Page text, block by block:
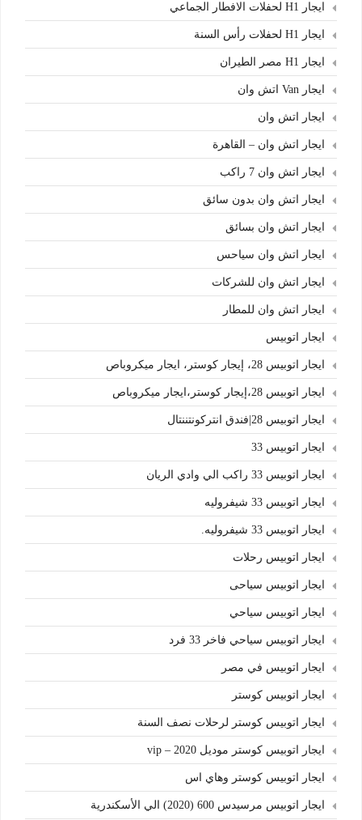
ايجار H1 لحفلات الافطار الجماعي
ايجار H1 لحفلات رأس السنة
ايجار H1 مصر الطيران
ايجار Van اتش وان
ايجار اتش وان
ايجار اتش وان – القاهرة
ايجار اتش وان 7 راكب
ايجار اتش وان بدون سائق
ايجار اتش وان بسائق
ايجار اتش وان سياحس
ايجار اتش وان للشركات
ايجار اتش وان للمطار
ايجار اتوبيس
ايجار اتوبيس 28، إيجار كوستر، ايجار ميكروباص
ايجار اتوبيس 28،إيجار كوستر،ايجار ميكروباص
ايجار اتوبيس 28|فندق انتركونتننتال
ايجار اتوبيس 33
ايجار اتوبيس 33 راكب الي وادي الريان
ايجار اتوبيس 33 شيفروليه
ايجار اتوبيس 33 شيفروليه.
ايجار اتوبيس رحلات
ايجار اتوبيس سياحى
ايجار اتوبيس سياحي
ايجار اتوبيس سياحي فاخر 33 فرد
ايجار اتوبيس في مصر
ايجار اتوبيس كوستر
ايجار اتوبيس كوستر لرحلات نصف السنة
ايجار اتوبيس كوستر موديل 2020 – vip
ايجار اتوبيس كوستر وهاي اس
ايجار اتوبيس مرسيدس 600 (2020) الي الأسكندرية